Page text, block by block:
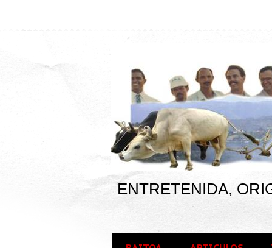
ENTRETENIDA,